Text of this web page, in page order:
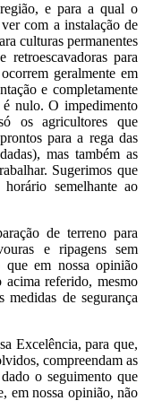
e para a qual o
com a instalação de
culturas permanentes
retroescavadoras para
geralmente em
e completamente
nulo. O impedimento
os agricultores que
para a rega das
mas também as
Sugerimos que
semelhante ao
de terreno para
e ripagens sem
em nossa opinião
acima referido, mesmo
medidas de segurança
Excelência, para que,
compreendam as
o seguimento que
em nossa opinião, não